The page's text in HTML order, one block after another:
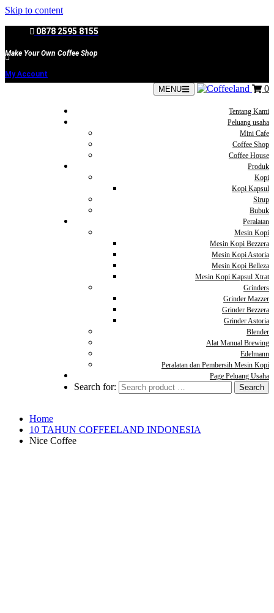
Skip to content
0878 2595 8155
Make Your Own Coffee Shop
My Account
MENU 0
Tentang Kami
Peluang usaha
Mini Cafe
Coffee Shop
Coffee House
Produk
Kopi
Kopi Kapsul
Sirup
Bubuk
Peralatan
Mesin Kopi
Mesin Kopi Bezzera
Mesin Kopi Astoria
Mesin Kopi Belleza
Mesin Kopi Kapsul Xtrat
Grinders
Grinder Mazzer
Grinder Bezzera
Grinder Astoria
Blender
Alat Manual Brewing
Edelmann
Peralatan dan Pembersih Mesin Kopi
Page Peluang Usaha
Search for:
Home
10 TAHUN COFFEELAND INDONESIA
Nice Coffee